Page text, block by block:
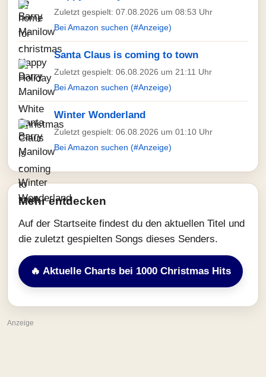
Zuletzt gespielt: 07.08.2026 um 08:53 Uhr
Bei Amazon suchen (#Anzeige)
Santa Claus is coming to town
Zuletzt gespielt: 06.08.2026 um 21:11 Uhr
Bei Amazon suchen (#Anzeige)
Winter Wonderland
Zuletzt gespielt: 06.08.2026 um 01:10 Uhr
Bei Amazon suchen (#Anzeige)
Mehr entdecken
Auf der Startseite findest du den aktuellen Titel und
die zuletzt gespielten Songs dieses Senders.
🔥 Aktuelle Charts bei 1000 Christmas Hits
Anzeige